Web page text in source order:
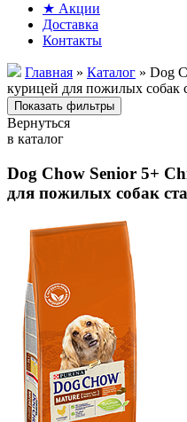
★ Акции
Доставка
Контакты
Главная » Каталог » Dog
курицей для пожилых собак
Вернуться
в каталог
Dog Chow Senior 5+
для пожилых собак